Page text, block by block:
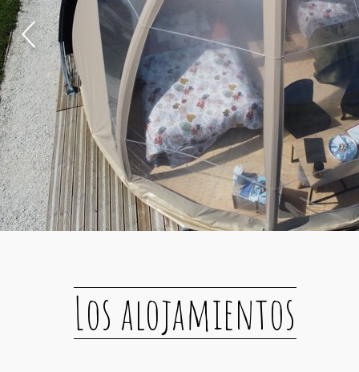
Los alojamientos